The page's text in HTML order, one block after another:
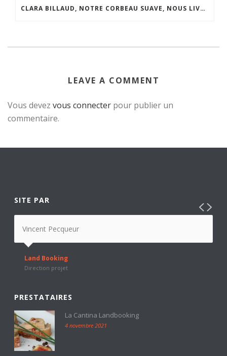
CLARA BILLAUD, NOTRE CORBEAU SUAVE, NOUS LIVRE QUELQUES INFOS SUR SON NOUVEAU “JEU”.
LEAVE A COMMENT
Vous devez vous connecter pour publier un
commentaire.
SITE PAR
Vincent Pecqueur
Land Booking
Direction projet
PRESTATAIRES
La Cantina Landbooking
4 novembre 2021